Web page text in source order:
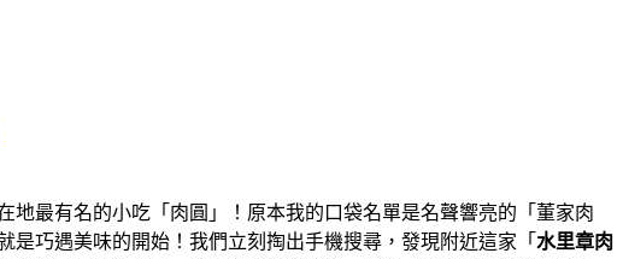
最有名的小吃「肉圓」！原本我的口袋名單是名聲響亮的「董家肉
巧遇美味的開始！我們立刻掏出手機搜尋，發現附近這家「 水里章肉